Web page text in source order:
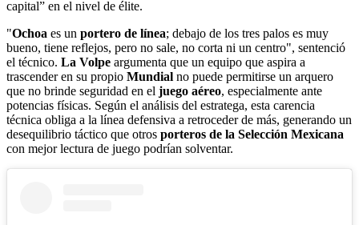
capital” en el nivel de élite.
"Ochoa es un portero de línea; debajo de los tres palos es muy
bueno, tiene reflejos, pero no sale, no corta ni un centro", sentenció
el técnico. La Volpe argumenta que un equipo que aspira a
trascender en su propio Mundial no puede permitirse un arquero
que no brinde seguridad en el juego aéreo, especialmente ante
potencias físicas. Según el análisis del estratega, esta carencia
técnica obliga a la línea defensiva a retroceder de más, generando un
desequilibrio táctico que otros porteros de la Selección Mexicana
con mejor lectura de juego podrían solventar.